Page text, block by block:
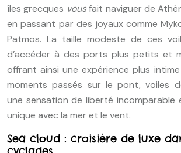
îles grecques vousfait naviguer de
en passant par des joyaux comme
Patmos. La taille modeste de ces
d’accéder à des ports plus petits et
offrant ainsi une expérience plus
moments passés sur le pont, voiles
une sensation de liberté incomparable
unique avec la mer et le vent.
Sea cloud : croisière de luxe